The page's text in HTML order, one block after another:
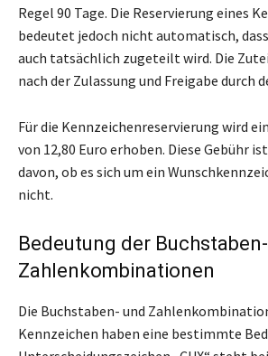
Regel 90 Tage. Die Reservierung eines
bedeutet jedoch nicht automatisch,
auch tatsächlich zugeteilt wird. Die
nach der Zulassung und Freigabe durch
Für die Kennzeichenreservierung wird
von 12,80 Euro erhoben. Diese Gebühr
davon, ob es sich um ein
nicht.
Bedeutung der
Zahlenkombinationen
Die Buchstaben- und
Kennzeichen haben eine bestimmte